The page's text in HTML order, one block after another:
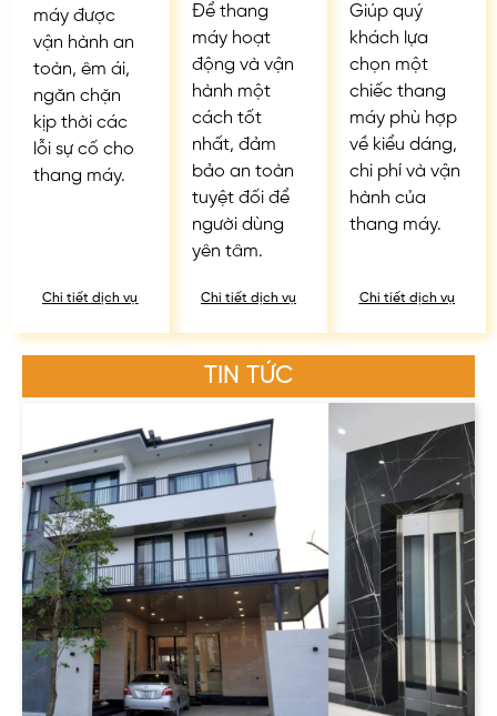
máy được
vận hành an
toàn, êm ái,
ngăn chặn
kịp thời các
lỗi sự cố cho
thang máy.
Chi tiết dịch vụ
Để thang
máy hoạt
động và vận
hành một
cách tốt
nhất, đảm
bảo an toàn
tuyệt đối để
người dùng
yên tâm.
Chi tiết dịch vụ
Giúp quý
khách lựa
chọn một
chiếc thang
máy phù hợp
về kiểu dáng,
chi phí và vận
hành của
thang máy.
Chi tiết dịch vụ
TIN TỨC